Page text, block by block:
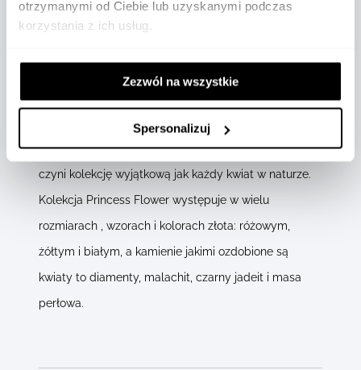
otrzymanymi od Ciebie lub uzyskanymi podczas
korzystania z ich usług.
Zezwól na wszystkie
Spersonalizuj
biżuterii Princess Flower, jest częścią struktury
Jubilerzy osadzający te kwiaty robią to krok po kroku,
kwiat to kwiecie. Ten specjalny sposób wytwarzania
czyni kolekcję wyjątkową jak każdy kwiat w naturze.
Kolekcja Princess Flower występuje w wielu
rozmiarach , wzorach i kolorach złota: różowym,
żółtym i białym, a kamienie jakimi ozdobione są
kwiaty to diamenty, malachit, czarny jadeit i masa
perłowa.